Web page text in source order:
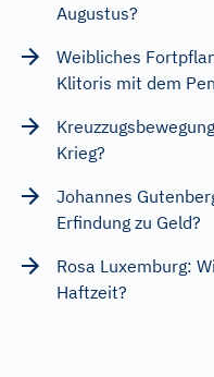
Augustus?
Weibliches
Klitoris mit dem
Krieg?
Johannes
Erfindung zu Geld?
Rosa Luxemburg:
Haftzeit?